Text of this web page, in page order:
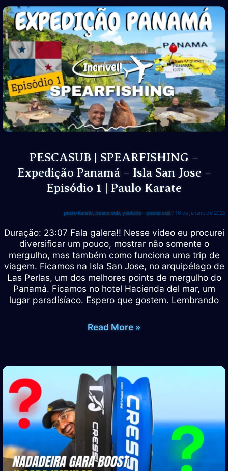
Expedição
Panamá
–
Isla
San
Jose
–
Episódio
2
–
Paulo
Karate
PESCASUB | SPEARFISHING –
Expedição Panamá – Isla San Jose –
Episódio 1 | Paulo Karate
paulo karate, pesca sub,youtube - pesca sub / 16 de janeiro de 2025
Duração: 23:07 Fala galera!! Nesse vídeo eu procurei
diversificar um pouco, mostrar não somente o
mergulho, mas também como funciona uma trip de
viagem. Ficamos na Isla San Jose, no arquipélago de
Las Perlas, um dos melhores points de mergulho do
Panamá. Ficamos no hotel Hacienda del mar, um
lugar paradisíaco. Espero que gostem. Lembrando
PESCASUB
Expedição
Panamá
–
Isla
San
Jose
Episódio
1
Read More »